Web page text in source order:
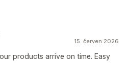
15. červen 2026
products arrive on time. Easy